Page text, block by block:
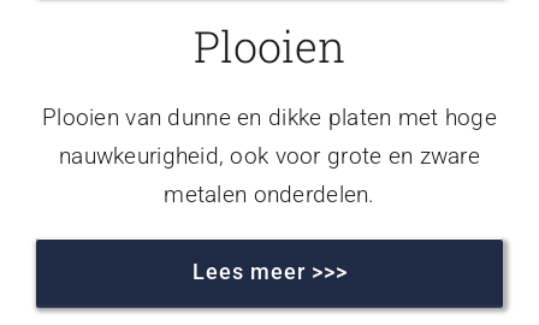
Plooien
Plooien van dunne en dikke platen met hoge
nauwkeurigheid, ook voor grote en zware
metalen onderdelen.
Lees meer >>>